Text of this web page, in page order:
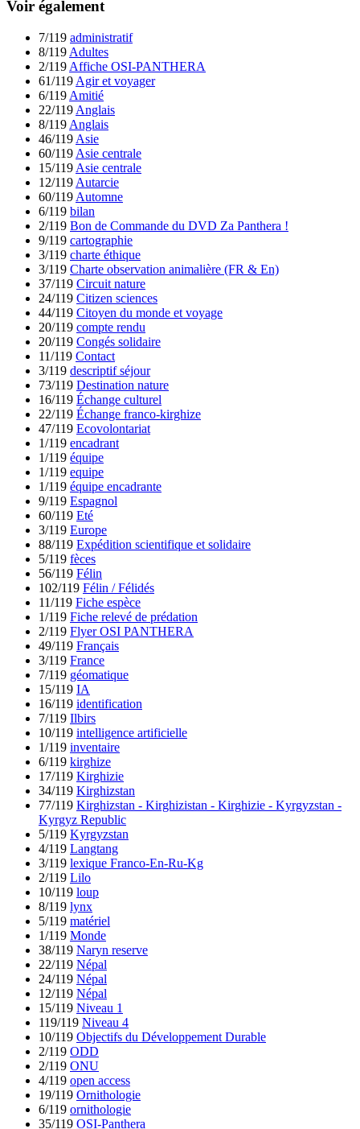
Voir également
7/119 administratif
8/119 Adultes
2/119 Affiche OSI-PANTHERA
61/119 Agir et voyager
6/119 Amitié
22/119 Anglais
8/119 Anglais
46/119 Asie
60/119 Asie centrale
15/119 Asie centrale
12/119 Autarcie
60/119 Automne
6/119 bilan
2/119 Bon de Commande du DVD Za Panthera !
9/119 cartographie
3/119 charte éthique
3/119 Charte observation animalière (FR & En)
37/119 Circuit nature
24/119 Citizen sciences
44/119 Citoyen du monde et voyage
20/119 compte rendu
20/119 Congés solidaire
11/119 Contact
3/119 descriptif séjour
73/119 Destination nature
16/119 Échange culturel
22/119 Échange franco-kirghize
47/119 Ecovolontariat
1/119 encadrant
1/119 équipe
1/119 equipe
1/119 équipe encadrante
9/119 Espagnol
60/119 Eté
3/119 Europe
88/119 Expédition scientifique et solidaire
5/119 fèces
56/119 Félin
102/119 Félin / Félidés
11/119 Fiche espèce
1/119 Fiche relevé de prédation
2/119 Flyer OSI PANTHERA
49/119 Français
3/119 France
7/119 géomatique
15/119 IA
16/119 identification
7/119 Ilbirs
10/119 intelligence artificielle
1/119 inventaire
6/119 kirghize
17/119 Kirghizie
34/119 Kirghizstan
77/119 Kirghizstan - Kirghizistan - Kirghizie - Kyrgyzstan -
Kyrgyz Republic
5/119 Kyrgyzstan
4/119 Langtang
3/119 lexique Franco-En-Ru-Kg
2/119 Lilo
10/119 loup
8/119 lynx
5/119 matériel
1/119 Monde
38/119 Naryn reserve
22/119 Népal
24/119 Népal
12/119 Népal
15/119 Niveau 1
119/119 Niveau 4
10/119 Objectifs du Développement Durable
2/119 ODD
2/119 ONU
4/119 open access
19/119 Ornithologie
6/119 ornithologie
35/119 OSI-Panthera